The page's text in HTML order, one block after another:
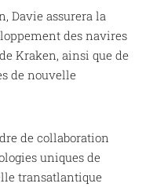
Davie assurera la
des navires
Kraken, ainsi que de
de nouvelle
de collaboration
uniques de
transatlantique